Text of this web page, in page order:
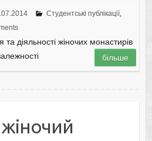
Студентські публікації,
та діяльності жіночих монастирів
більше
жіночий